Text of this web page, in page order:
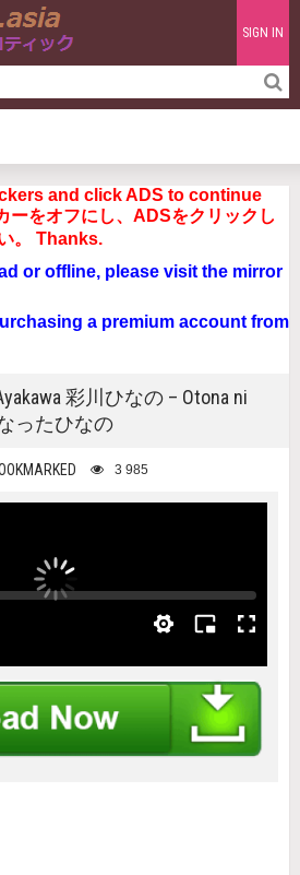
SIGN IN
and click ADS to continue
ーをオフにし、ADSをクリックし
。 Thanks.
or offline, please visit the mirror
a premium account from
彩川ひなの – Otona ni
ったひなの
3 985